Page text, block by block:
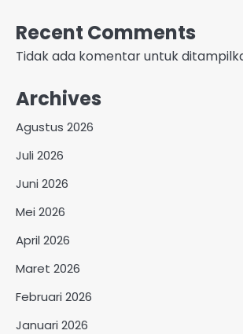
Recent Comments
Tidak ada komentar untuk
Archives
Agustus 2026
Juli 2026
Juni 2026
Mei 2026
April 2026
Maret 2026
Februari 2026
Januari 2026